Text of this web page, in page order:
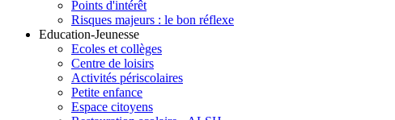
Points d'intérêt
Risques majeurs : le bon réflexe
Education-Jeunesse
Ecoles et collèges
Centre de loisirs
Activités périscolaires
Petite enfance
Espace citoyens